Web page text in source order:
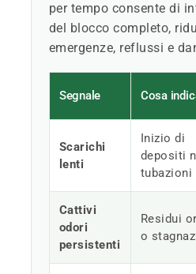
per tempo consente di
del blocco completo,
emergenze, reflussi e
Segnale Cosa
Scarichi
lenti
Inizio di
depositi
tubazioni
Cattivi
odori
persistenti
Residui
o